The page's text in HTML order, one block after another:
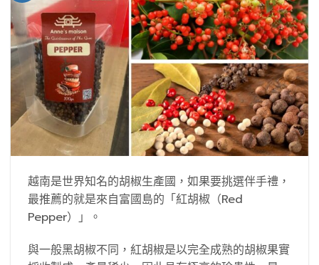
越南是世界知名的胡椒生產國，如果要挑選伴手禮，
最推薦的就是來自富國島的「紅胡椒（Red
Pepper）」。
與一般黑胡椒不同，紅胡椒是以完全成熟的胡椒果實